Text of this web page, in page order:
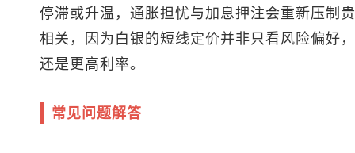
停滞或升温，通胀担忧与加息押注会重新压制
相关，因为白银的短线定价并非只看风险偏好
还是更高利率。
常见问题解答